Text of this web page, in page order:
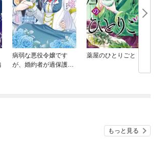
病弱な悪役令嬢です
が、婚約者が過保護す
薬屋のひとりごと
もっと見る